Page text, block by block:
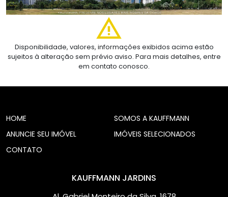
Disponibilidade, valores, informações exibidos acima estão
sujeitos à alteração sem prévio aviso. Para mais detalhes, entre
em contato conosco.
HOME
SOMOS A KAUFFMANN
ANUNCIE SEU IMÓVEL
IMÓVEIS SELECIONADOS
CONTATO
KAUFFMANN JARDINS